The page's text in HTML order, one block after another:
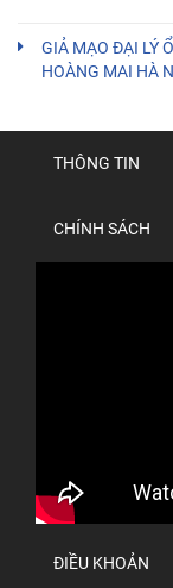
GIẢ MẠO ĐẠI LÝ
HOÀNG MAI HÀ
THÔNG TIN
CHÍNH SÁCH
ĐIỀU KHOẢN